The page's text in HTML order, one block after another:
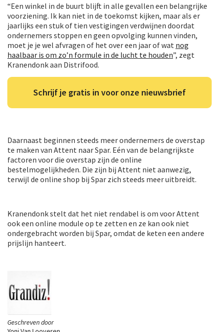
Geschreven door
“Een winkel in de buurt blijft in alle gevallen een belangrijke
voorziening. Ik kan niet in de toekomst kijken, maar als er
jaarlijks een stuk of tien vestigingen verdwijnen doordat
ondernemers stoppen en geen opvolging kunnen vinden,
moet je je wel afvragen of het over een jaar of wat nog
haalbaar is om zo’n formule in de lucht te houden”, zegt
Kranendonk aan Distrifood.
Schrijf je gratis in voor onze nieuwsbrief
Daarnaast beginnen steeds meer ondernemers de overstap
te maken van Attent naar Spar. Eén van de belangrijkste
factoren voor die overstap zijn de online
bestelmogelijkheden. Die zijn bij Attent niet aanwezig,
terwijl de online shop bij Spar zich steeds meer uitbreidt.
Kranendonk stelt dat het niet rendabel is om voor Attent
ook een online module op te zetten en ze kan ook niet
ondergebracht worden bij Spar, omdat de keten een andere
prijslijn hanteert.